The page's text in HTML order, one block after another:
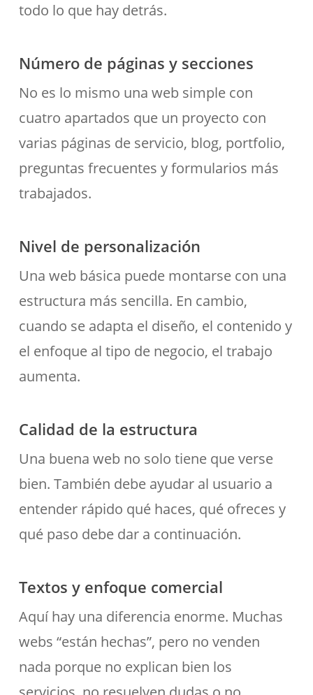
todo lo que hay detrás.
Número de páginas y secciones
No es lo mismo una web simple con
cuatro apartados que un proyecto con
varias páginas de servicio, blog, portfolio,
preguntas frecuentes y formularios más
trabajados.
Nivel de personalización
Una web básica puede montarse con una
estructura más sencilla. En cambio,
cuando se adapta el diseño, el contenido y
el enfoque al tipo de negocio, el trabajo
aumenta.
Calidad de la estructura
Una buena web no solo tiene que verse
bien. También debe ayudar al usuario a
entender rápido qué haces, qué ofreces y
qué paso debe dar a continuación.
Textos y enfoque comercial
Aquí hay una diferencia enorme. Muchas
webs “están hechas”, pero no venden
nada porque no explican bien los